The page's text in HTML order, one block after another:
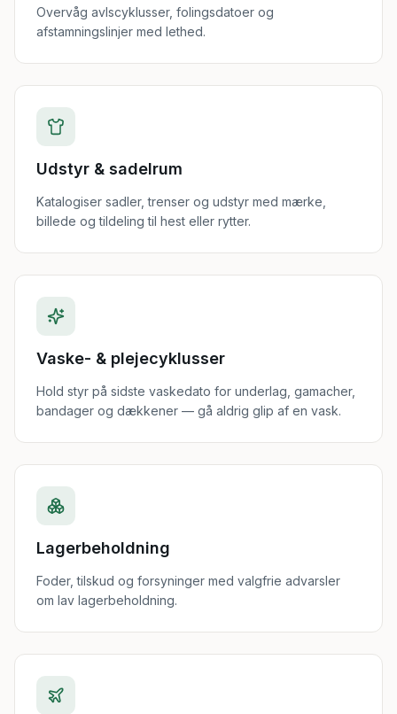
Overvåg avlscyklusser, folingsdatoer og
afstamningslinjer med lethed.
Udstyr & sadelrum
Katalogiser sadler, trenser og udstyr med mærke,
billede og tildeling til hest eller rytter.
Vaske- & plejecyklusser
Hold styr på sidste vaskedato for underlag, gamacher,
bandager og dækkener — gå aldrig glip af en vask.
Lagerbeholdning
Foder, tilskud og forsyninger med valgfrie advarsler
om lav lagerbeholdning.